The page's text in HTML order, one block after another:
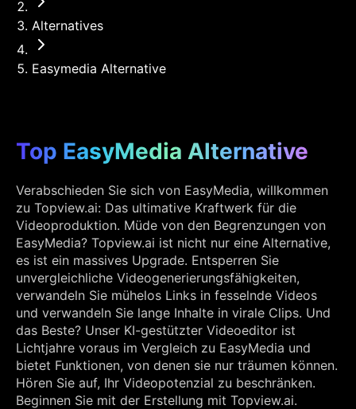
Alternatives
Easymedia Alternative
Top EasyMedia Alternative
Verabschieden Sie sich von EasyMedia, willkommen
zu Topview.ai: Das ultimative Kraftwerk für die
Videoproduktion. Müde von den Begrenzungen von
EasyMedia? Topview.ai ist nicht nur eine Alternative,
es ist ein massives Upgrade. Entsperren Sie
unvergleichliche Videogenerierungsfähigkeiten,
verwandeln Sie mühelos Links in fesselnde Videos
und verwandeln Sie lange Inhalte in virale Clips. Und
das Beste? Unser KI-gestützter Videoeditor ist
Lichtjahre voraus im Vergleich zu EasyMedia und
bietet Funktionen, von denen sie nur träumen können.
Hören Sie auf, Ihr Videopotenzial zu beschränken.
Beginnen Sie mit der Erstellung mit Topview.ai.